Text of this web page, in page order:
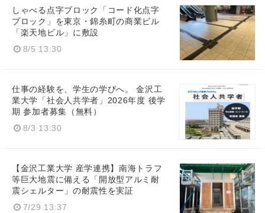
しゃべる点字ブロック「コード化点字
ブロック」を東京・錦糸町の商業ビル
「楽天地ビル」に敷設
8/5 13:30
仕事の経験を、学生の学びへ。 金沢工
業大学「社会人共学者」2026年度 後学
期 参加者募集（無料）
8/3 13:30
【金沢工業大学 産学連携】南海トラフ
等巨大地震に備える「開放型アルミ耐
震シェルター」の耐震性を実証
7/29 13:37